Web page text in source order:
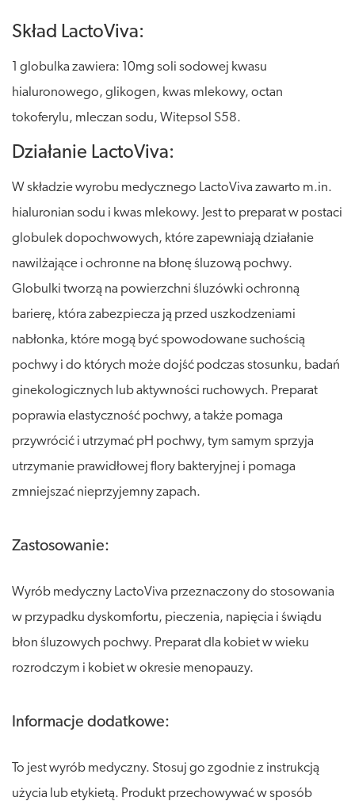
Skład LactoViva:
1 globulka zawiera: 10mg soli sodowej kwasu
hialuronowego, glikogen, kwas mlekowy, octan
tokoferylu, mleczan sodu, Witepsol S58.
Działanie LactoViva:
W składzie wyrobu medycznego LactoViva zawarto m.in.
hialuronian sodu i kwas mlekowy. Jest to preparat w postaci
globulek dopochwowych, które zapewniają działanie
nawilżające i ochronne na błonę śluzową pochwy.
Globulki tworzą na powierzchni śluzówki ochronną
barierę, która zabezpiecza ją przed uszkodzeniami
nabłonka, które mogą być spowodowane suchością
pochwy i do których może dojść podczas stosunku, badań
ginekologicznych lub aktywności ruchowych. Preparat
poprawia elastyczność pochwy, a także pomaga
przywrócić i utrzymać pH pochwy, tym samym sprzyja
utrzymanie prawidłowej flory bakteryjnej i pomaga
zmniejszać nieprzyjemny zapach.
Zastosowanie:
Wyrób medyczny LactoViva przeznaczony do stosowania
w przypadku dyskomfortu, pieczenia, napięcia i świądu
błon śluzowych pochwy. Preparat dla kobiet w wieku
rozrodczym i kobiet w okresie menopauzy.
Informacje dodatkowe:
To jest wyrób medyczny. Stosuj go zgodnie z instrukcją
użycia lub etykietą. Produkt przechowywać w sposób